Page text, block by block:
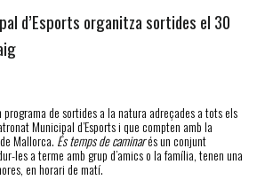
d’Esports organitza sortides el 30
programa de sortides a la natura adreçades a tots els
Municipal d’Esports i que compten amb la
Mallorca. És temps de caminarés un conjunt
les a terme amb grup d’amics o la família, tenen una
en horari de matí.